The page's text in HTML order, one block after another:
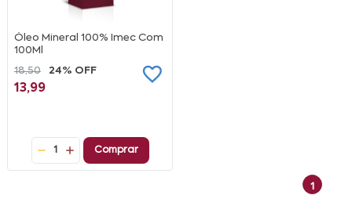
Óleo Mineral 100% Imec Com
100Ml
18,50
24% OFF
13,99
1 Comprar
1